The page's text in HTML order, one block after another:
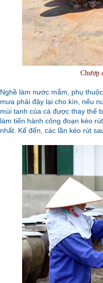
Chượp
Nghề làm nước mắm, phụ
mưa phải đậy lại cho kín, nếu
mùi tanh của cá được thay thế
làm tiến hành công đoạn kéo
nhất. Kế đến, các lần kéo rút